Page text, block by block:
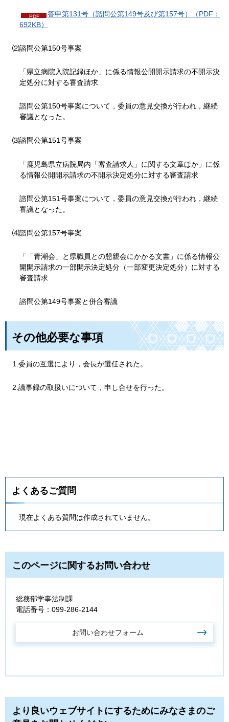
答申第131号（諮問公第149号及び第157号）（PDF：
692KB）
⑵諮問公第150号事案
「県立病院入院記録ほか」に係る情報公開開示請求の不開示決
定処分に対する審査請求
諮問公第150号事案について，委員の意見交換が行われ，継続
審議となった。
⑶諮問公第151号事案
「鹿児島県立病院局内「審査請求人」に関する文章ほか」に係
る情報公開開示請求の不開示決定処分に対する審査請求
諮問公第151号事案について，委員の意見交換が行われ，継続
審議となった。
⑷諮問公第157号事案
「「青潮会」と県職員との懇親会にかかる文書」に係る情報公
開開示請求の一部開示決定処分（一部変更決定処分）に対する
審査請求
諮問公第149号事案と併合審議
その他必要な事項
1.委員の互選により，会長が選任された。
2.議事録の取扱いについて，申し合せを行った。
よくあるご質問
現在よくある質問は作成されていません。
このページに関するお問い合わせ
総務部学事法制課
電話番号：099-286-2144
より良いウェブサイトにするためにみなさまのご